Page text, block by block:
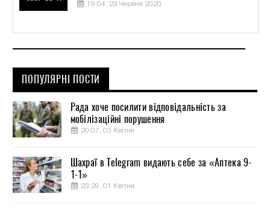
19:04, 23 Червня 2020
ПОПУЛЯРНІ ПОСТИ
Рада хоче посилити відповідальність за
мобілізаційні порушення
20:07, 03 Квітня
Шахраї в Telegram видають себе за «Аптека 9-
1-1»
23:29, 01 Квітня